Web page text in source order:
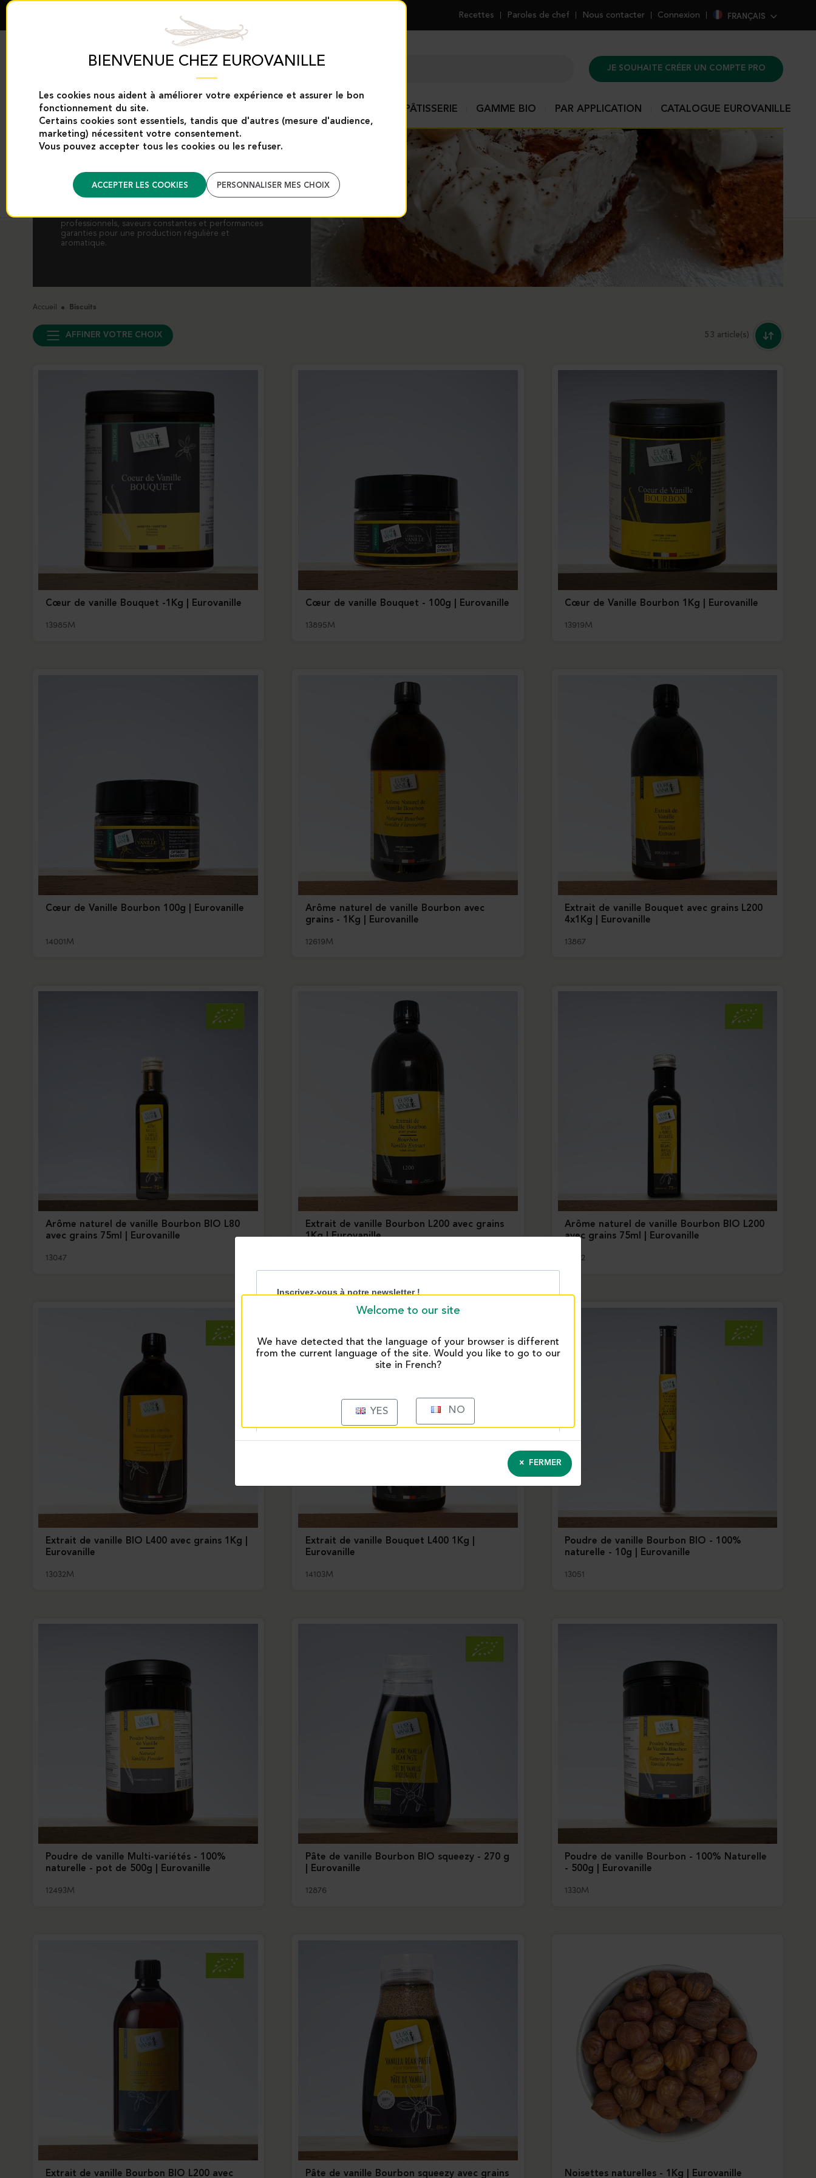
BIENVENUE CHEZ EUROVANILLE
Les cookies nous aident à améliorer votre expérience et assurer le bon
fonctionnement du site.
Certains cookies sont essentiels, tandis que d'autres (mesure d'audience,
marketing) nécessitent votre consentement.
Vous pouvez accepter tous les cookies ou les refuser.
ACCEPTER LES COOKIES PERSONNALISER MES CHOIX
Recettes Paroles de chef Nous contacter Connexion FRANÇAIS
JE SOUHAITE CRÉER UN COMPTE PRO
EXCLUSIVITÉS EUROVANILLE EPICES ET AIDES À LA PÂTISSERIE GAMME BIO PAR APPLICATION CATALOGUE EUROVANILLE
BISCUITS
professionnels, saveurs constantes et performances
garanties pour une production régulière et
aromatique.
Accueil Biscuits
AFFINER VOTRE CHOIX 53 article(s)
Cœur de vanille Bouquet -1Kg | Eurovanille
13985M
Cœur de vanille Bouquet - 100g | Eurovanille
13895M
Cœur de Vanille Bourbon 1Kg | Eurovanille
13919M
Cœur de Vanille Bourbon 100g | Eurovanille
14001M
Arôme naturel de vanille Bourbon avec
grains - 1Kg | Eurovanille
12619M
Extrait de vanille Bouquet avec grains L200
4x1Kg | Eurovanille
13867
Arôme naturel de vanille Bourbon BIO L80
avec grains 75ml | Eurovanille
13047
Extrait de vanille Bourbon L200 avec grains
1Kg | Eurovanille
Arôme naturel de vanille Bourbon BIO L200
avec grains 75ml | Eurovanille
13072
Extrait de vanille BIO L400 avec grains 1Kg |
Eurovanille
13032M
Extrait de vanille Bouquet L400 1Kg |
Eurovanille
14103M
Poudre de vanille Bourbon BIO - 100%
naturelle - 10g | Eurovanille
13051
Poudre de vanille Multi-variétés - 100%
naturelle - pot de 500g | Eurovanille
12493M
Pâte de vanille Bourbon BIO squeezy - 270 g
| Eurovanille
12876
Poudre de vanille Bourbon - 100% Naturelle
- 500g | Eurovanille
1330M
Extrait de vanille Bourbon BIO L200 avec Pâte de vanille Bourbon squeezy avec grains Noisettes naturelles - 1Kg | Eurovanille
FERMER
Welcome to our site
We have detected that the language of your browser is different
from the current language of the site. Would you like to go to our
site in French?
YES NO